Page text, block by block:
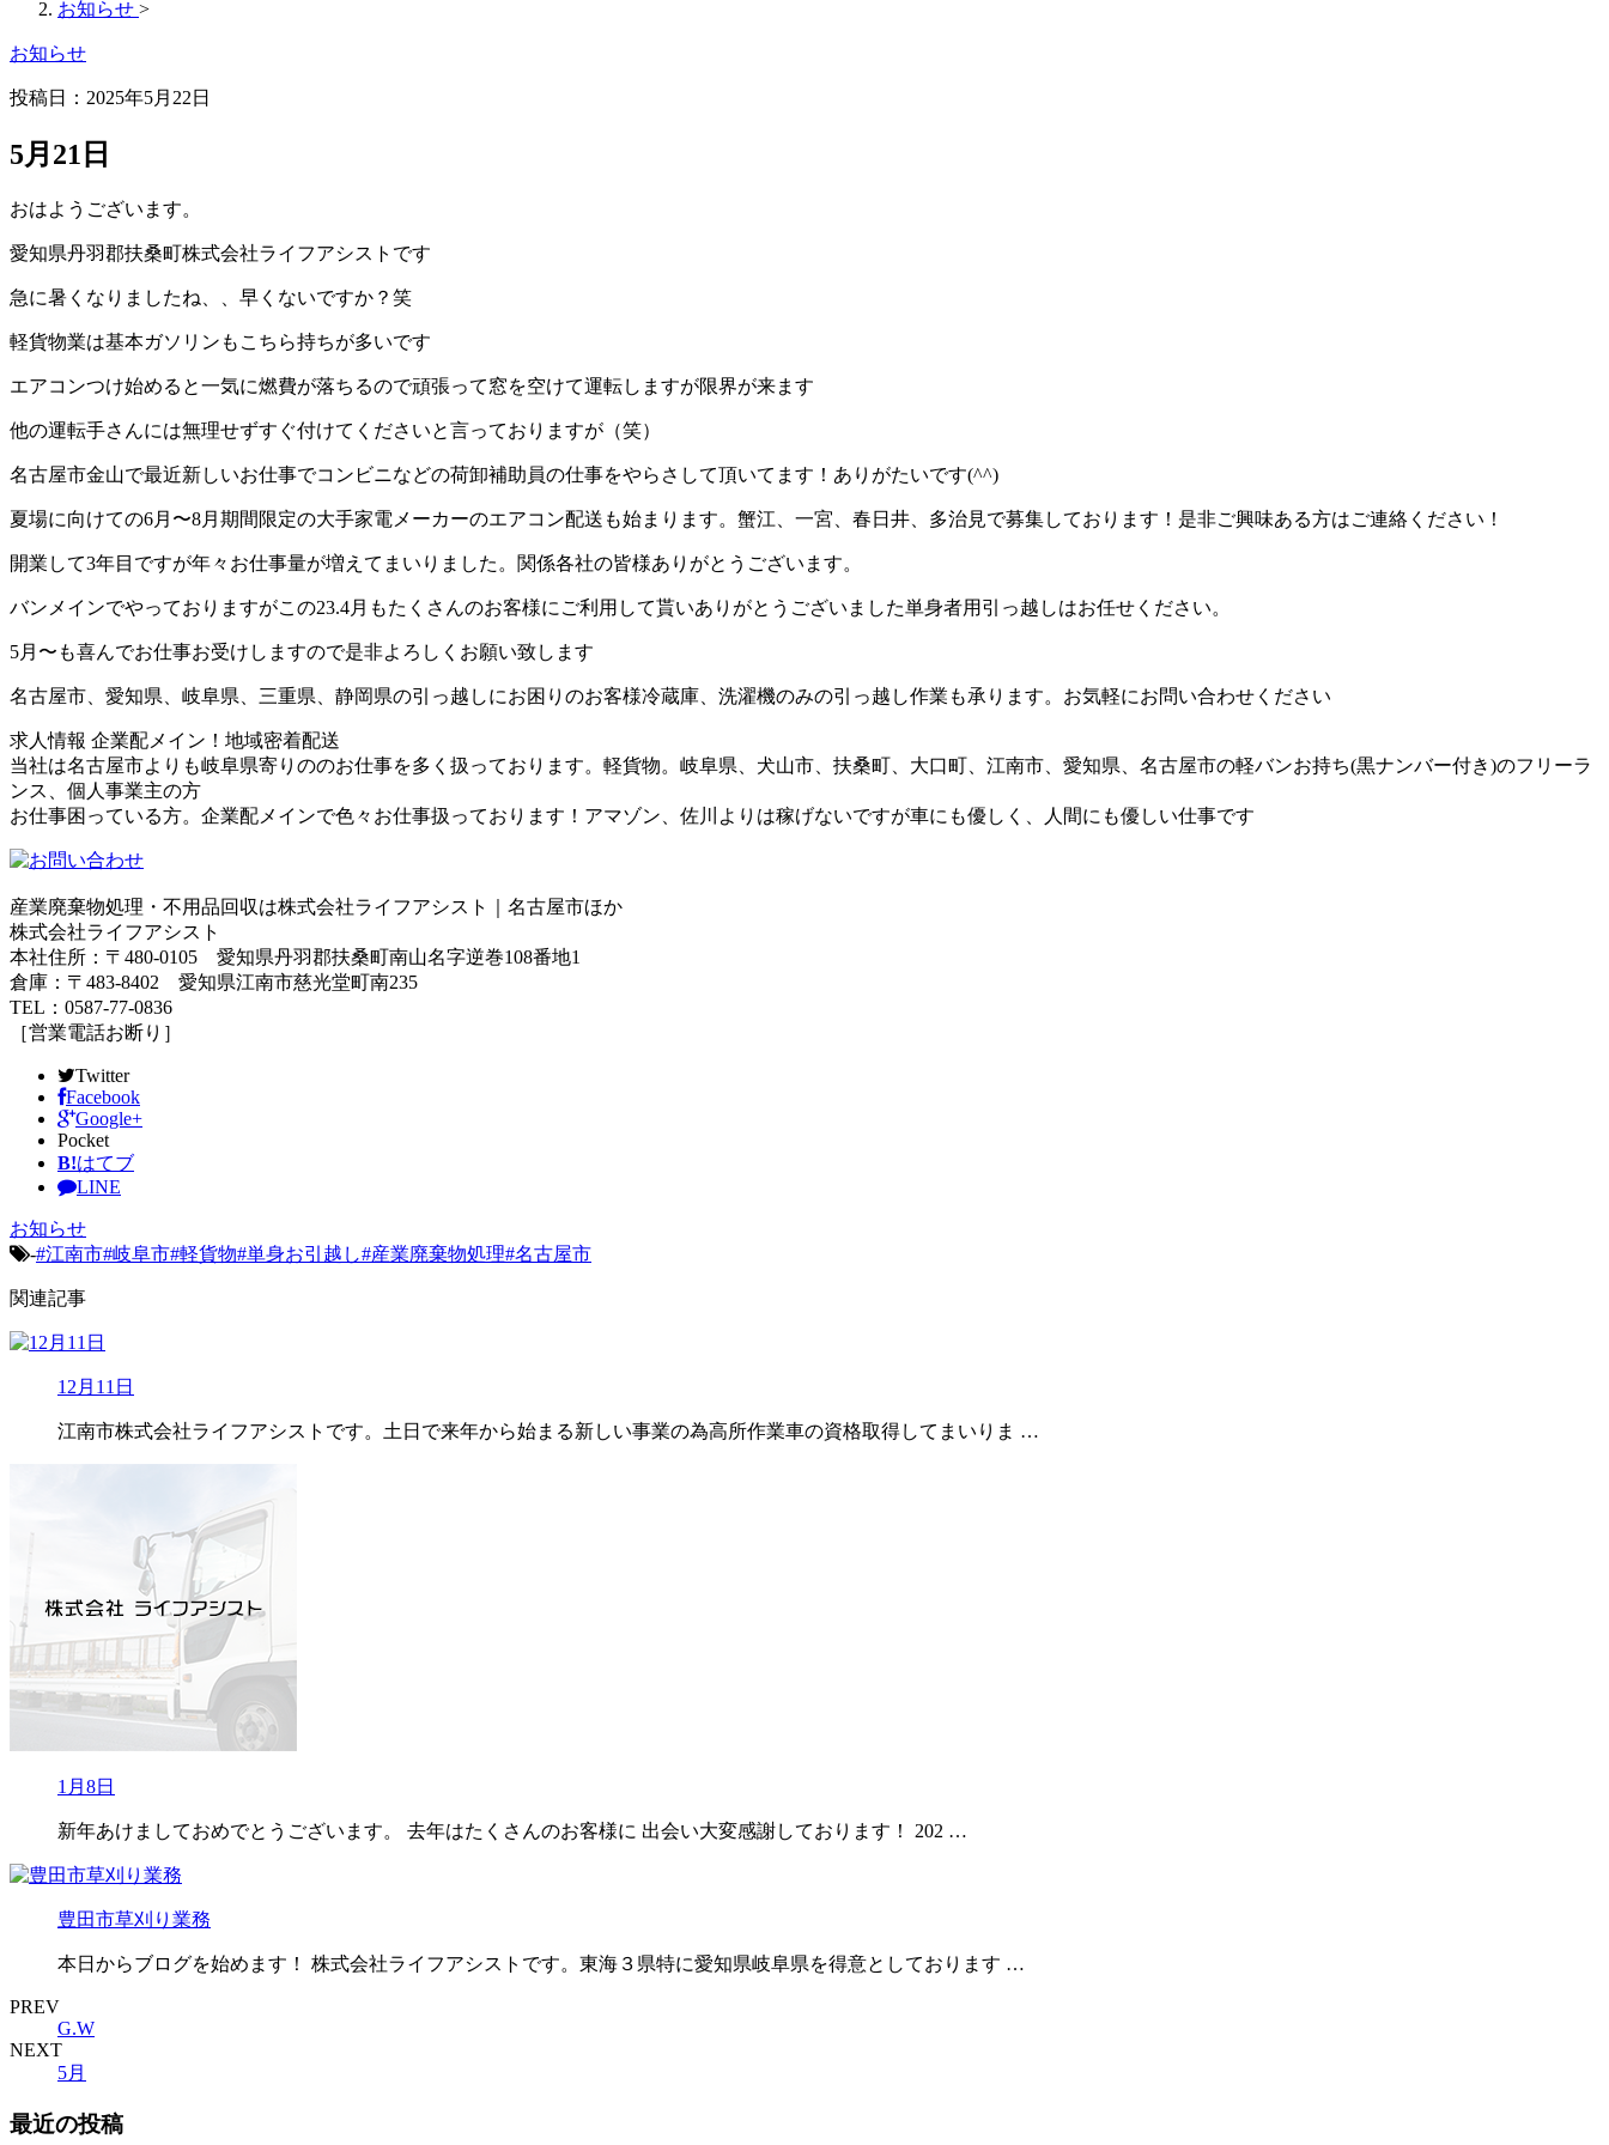
お知らせ >
お知らせ
投稿日：2025年5月22日
5月21日
おはようございます。
愛知県丹羽郡扶桑町株式会社ライフアシストです
急に暑くなりましたね、、早くないですか？笑
軽貨物業は基本ガソリンもこちら持ちが多いです
エアコンつけ始めると一気に燃費が落ちるので頑張って窓を空けて運転しますが限界が来ます
他の運転手さんには無理せずすぐ付けてくださいと言っておりますが（笑）
名古屋市金山で最近新しいお仕事でコンビニなどの荷卸補助員の仕事をやらさして頂いてます！ありがたいです(^^)
夏場に向けての6月〜8月期間限定の大手家電メーカーのエアコン配送も始まります。蟹江、一宮、春日井、多治見で募集しております！是非ご興味ある方はご連絡ください！
開業して3年目ですが年々お仕事量が増えてまいりました。関係各社の皆様ありがとうございます。
バンメインでやっておりますがこの23.4月もたくさんのお客様にご利用して貰いありがとうございました単身者用引っ越しはお任せください。
5月〜も喜んでお仕事お受けしますので是非よろしくお願い致します
名古屋市、愛知県、岐阜県、三重県、静岡県の引っ越しにお困りのお客様冷蔵庫、洗濯機のみの引っ越し作業も承ります。お気軽にお問い合わせください
求人情報 企業配メイン！地域密着配送
当社は名古屋市よりも岐阜県寄りののお仕事を多く扱っております。軽貨物。岐阜県、犬山市、扶桑町、大口町、江南市、愛知県、名古屋市の軽バンお持ち(黒ナンバー付き)のフリーラ
ンス、個人事業主の方
お仕事困っている方。企業配メインで色々お仕事扱っております！アマゾン、佐川よりは稼げないですが車にも優しく、人間にも優しい仕事です
産業廃棄物処理・不用品回収は株式会社ライフアシスト｜名古屋市ほか
株式会社ライフアシスト
本社住所：〒480-0105 愛知県丹羽郡扶桑町南山名字逆巻108番地1
倉庫：〒483-8402 愛知県江南市慈光堂町南235
TEL：0587-77-0836
［営業電話お断り］
Twitter
Facebook
Google+
Pocket
B!はてブ
LINE
お知らせ
-#江南市#岐阜市#軽貨物#単身お引越し#産業廃棄物処理#名古屋市
関連記事
12月11日
江南市株式会社ライフアシストです。土日で来年から始まる新しい事業の為高所作業車の資格取得してまいりま …
1月8日
新年あけましておめでとうございます。 去年はたくさんのお客様に 出会い大変感謝しております！ 202 …
豊田市草刈り業務
本日からブログを始めます！ 株式会社ライフアシストです。東海３県特に愛知県岐阜県を得意としております …
PREV
G.W
NEXT
5月
最近の投稿